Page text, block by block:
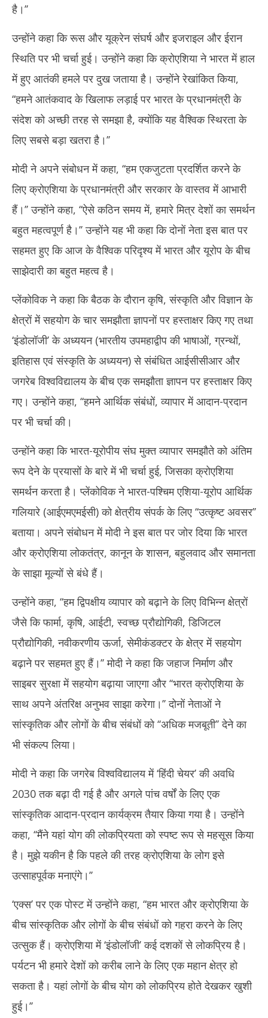
है।’’
उन्होंने कहा कि रूस और यूक्रेन संघर्ष और इजराइल और ईरान
स्थिति पर भी चर्चा हुई। उन्होंने कहा कि क्रोएशिया ने भारत में हाल
में हुए आतंकी हमले पर दुख जताया है। उन्होंने रेखांकित किया,
‘‘हमने आतंकवाद के खिलाफ लड़ाई पर भारत के प्रधानमंत्री के
संदेश को अच्छी तरह से समझा है, क्योंकि यह वैश्विक स्थिरता के
लिए सबसे बड़ा खतरा है।’’
मोदी ने अपने संबोधन में कहा, ‘‘हम एकजुटता प्रदर्शित करने के
लिए क्रोएशिया के प्रधानमंत्री और सरकार के वास्तव में आभारी
हैं।’’ उन्होंने कहा, ‘‘ऐसे कठिन समय में, हमारे मित्र देशों का समर्थन
बहुत महत्वपूर्ण है।’’ उन्होंने यह भी कहा कि दोनों नेता इस बात पर
सहमत हुए कि आज के वैश्विक परिदृश्य में भारत और यूरोप के बीच
साझेदारी का बहुत महत्व है।
प्लेंकोविक ने कहा कि बैठक के दौरान कृषि, संस्कृति और विज्ञान के
क्षेत्रों में सहयोग के चार समझौता ज्ञापनों पर हस्ताक्षर किए गए तथा
‘इंडोलॉजी’ के अध्ययन (भारतीय उपमहाद्वीप की भाषाओं, ग्रन्थों,
इतिहास एवं संस्कृति के अध्ययन) से संबंधित आईसीसीआर और
जगरेब विश्वविद्यालय के बीच एक समझौता ज्ञापन पर हस्ताक्षर किए
गए। उन्होंने कहा, ‘‘हमने आर्थिक संबंधों, व्यापार में आदान-प्रदान
पर भी चर्चा की।
उन्होंने कहा कि भारत-यूरोपीय संघ मुक्त व्यापार समझौते को अंतिम
रूप देने के प्रयासों के बारे में भी चर्चा हुई, जिसका क्रोएशिया
समर्थन करता है। प्लेंकोविक ने भारत-पश्चिम एशिया-यूरोप आर्थिक
गलियारे (आईएमएमईसी) को क्षेत्रीय संपर्क के लिए ‘‘उत्कृष्ट अवसर’’
बताया। अपने संबोधन में मोदी ने इस बात पर जोर दिया कि भारत
और क्रोएशिया लोकतंत्र, कानून के शासन, बहुलवाद और समानता
के साझा मूल्यों से बंधे हैं।
उन्होंने कहा, ‘‘हम द्विपक्षीय व्यापार को बढ़ाने के लिए विभिन्न क्षेत्रों
जैसे कि फार्मा, कृषि, आईटी, स्वच्छ प्रौद्योगिकी, डिजिटल
प्रौद्योगिकी, नवीकरणीय ऊर्जा, सेमीकंडक्टर के क्षेत्र में सहयोग
बढ़ाने पर सहमत हुए हैं।’’ मोदी ने कहा कि जहाज निर्माण और
साइबर सुरक्षा में सहयोग बढ़ाया जाएगा और ‘‘भारत क्रोएशिया के
साथ अपने अंतरिक्ष अनुभव साझा करेगा।’’ दोनों नेताओं ने
सांस्कृतिक और लोगों के बीच संबंधों को ‘‘अधिक मजबूती’’ देने का
भी संकल्प लिया।
मोदी ने कहा कि जगरेब विश्वविद्यालय में ‘हिंदी चेयर’ की अवधि
2030 तक बढ़ा दी गई है और अगले पांच वर्षों के लिए एक
सांस्कृतिक आदान-प्रदान कार्यक्रम तैयार किया गया है। उन्होंने
कहा, ‘‘मैंने यहां योग की लोकप्रियता को स्पष्ट रूप से महसूस किया
है। मुझे यकीन है कि पहले की तरह क्रोएशिया के लोग इसे
उत्साहपूर्वक मनाएंगे।’’
‘एक्स’ पर एक पोस्ट में उन्होंने कहा, ‘‘हम भारत और क्रोएशिया के
बीच सांस्कृतिक और लोगों के बीच संबंधों को गहरा करने के लिए
उत्सुक हैं। क्रोएशिया में ‘इंडोलॉजी’ कई दशकों से लोकप्रिय है।
पर्यटन भी हमारे देशों को करीब लाने के लिए एक महान क्षेत्र हो
सकता है। यहां लोगों के बीच योग को लोकप्रिय होते देखकर खुशी
हुई।’’